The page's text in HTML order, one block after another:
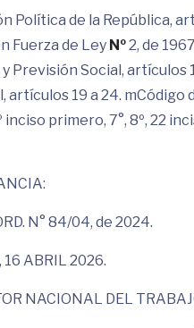
Política de la República,
Fuerza de Ley Nº2, de
Previsión Social, artículos
artículos 19 a 24. mCódigo
primero, 7°, 8º, 22
N° 84/04, de 2024.
16 ABRIL 2026.
NACIONAL DEL